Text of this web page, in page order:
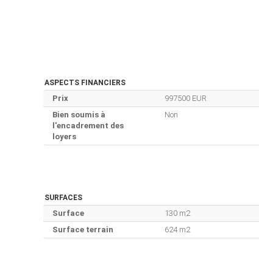
ASPECTS FINANCIERS
Prix
997500 EUR
Bien soumis à
l'encadrement des
loyers
Non
SURFACES
Surface
130 m2
Surface terrain
624 m2